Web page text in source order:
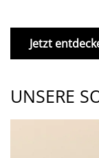
Jetzt
UNSERE